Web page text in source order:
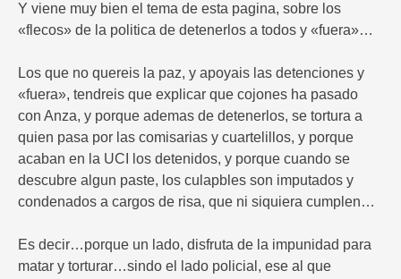
Y viene muy bien el tema de esta pagina, sobre los
«flecos» de la politica de detenerlos a todos y «fuera»…
Los que no quereis la paz, y apoyais las detenciones y
«fuera», tendreis que explicar que cojones ha pasado
con Anza, y porque ademas de detenerlos, se tortura a
quien pasa por las comisarias y cuartelillos, y porque
acaban en la UCI los detenidos, y porque cuando se
descubre algun paste, los culapbles son imputados y
condenados a cargos de risa, que ni siquiera cumplen…
Es decir…porque un lado, disfruta de la impunidad para
matar y torturar…sindo el lado policial, ese al que